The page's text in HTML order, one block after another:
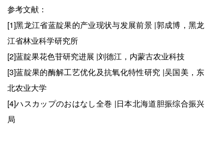
参考文献：
[1]黑龙江省蓝靛果的产业现状与发展前景 |郭成博，黑龙
江省林业科学研究所
[2]蓝靛果花色苷研究进展 |刘德江，内蒙古农业科技
[3]蓝靛果的酶解工艺优化及抗氧化特性研究 |吴国美，东
北农业大学
[4]ハスカップのおはなし全巻 |日本北海道胆振综合振兴
局